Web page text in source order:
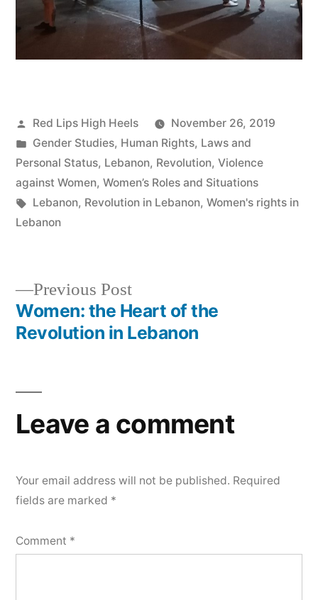
Posted
by
Red Lips High Heels
November 26, 2019
Posted
in
Gender Studies, Human Rights, Laws and
Personal Status, Lebanon, Revolution, Violence
against Women, Women’s Roles and Situations
Tags:
Lebanon, Revolution in Lebanon, Women's rights in
Lebanon
Post
Previous PostPrevious
post:
Women: the Heart of the
Revolution in Lebanon
Leave a comment
Your email address will not be published. Required
fields are marked *
Comment *